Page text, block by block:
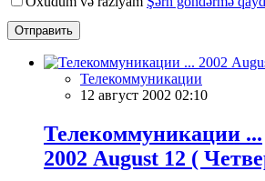
Отправить
Телекоммуникации
12 август 2002 02:10
Телекоммуникации ...
2002 August 12 (